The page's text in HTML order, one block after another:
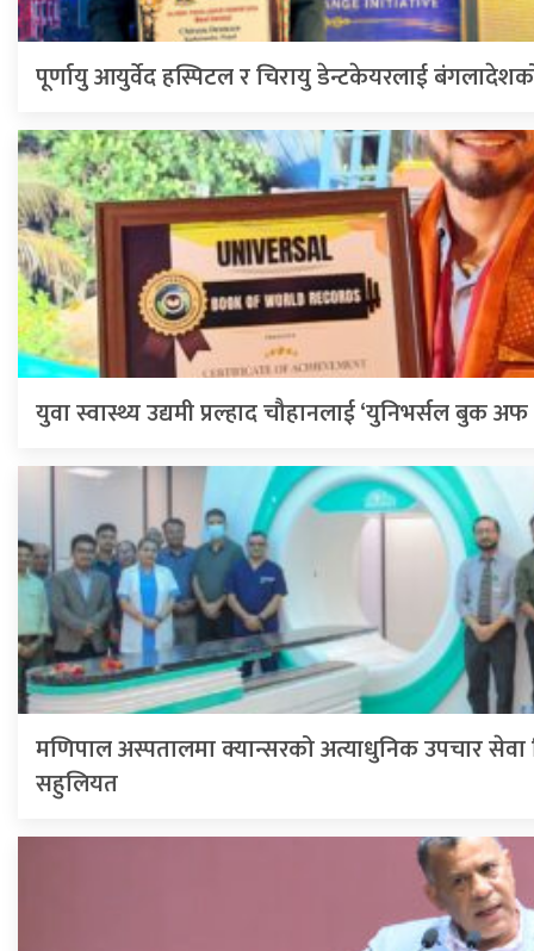
पूर्णायु आयुर्वेद हस्पिटल र चिरायु डेन्टकेयरलाई
युवा स्वास्थ्य उद्यमी प्रल्हाद चौहानलाई ‘युनिभर्सल बुक अफ
मणिपाल अस्पतालमा क्यान्सरको अत्याधुनिक उपचार सेवा
सहुलियत